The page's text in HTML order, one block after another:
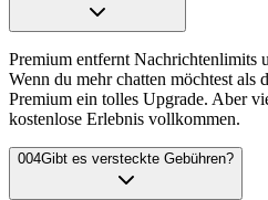
Premium entfernt Nachrichtenlimits
Wenn du mehr chatten möchtest als
Premium ein tolles Upgrade. Aber
kostenlose Erlebnis vollkommen.
004Gibt es versteckte Gebühren?